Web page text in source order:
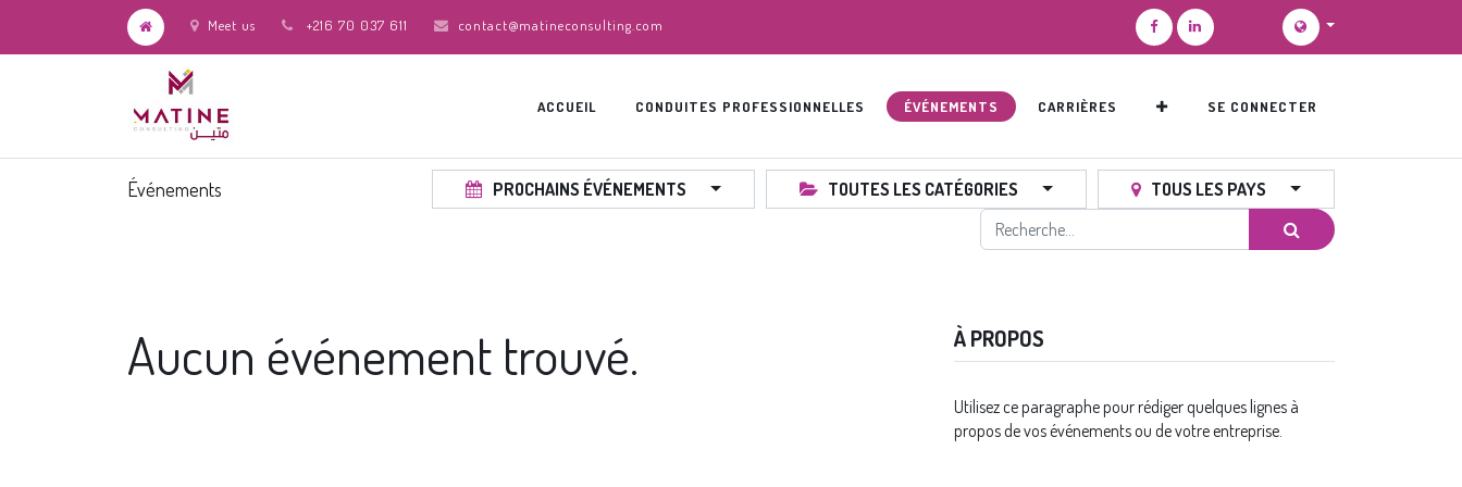
Meet us +216 70 037 611 contact@matineconsulting.com
ACCUEIL CONDUITES PROFESSIONNELLES ÉVÉNEMENTS CARRIÈRES SE CONNECTER
Événements PROCHAINS ÉVÉNEMENTS TOUTES LES CATÉGORIES TOUS LES PAYS
Aucun événement trouvé. À PROPOS
Utilisez ce paragraphe pour rédiger quelques lignes à
propos de vos événements ou de votre entreprise.